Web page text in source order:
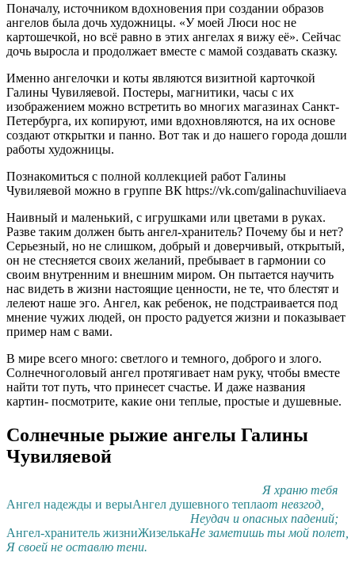
Поначалу, источником вдохновения при создании образов
ангелов была дочь художницы. «У моей Люси нос не
картошечкой, но всё равно в этих ангелах я вижу её». Сейчас
дочь выросла и продолжает вместе с мамой создавать сказку.
Именно ангелочки и коты являются визитной карточкой
Галины Чувиляевой. Постеры, магнитики, часы с их
изображением можно встретить во многих магазинах Санкт-
Петербурга, их копируют, ими вдохновляются, на их основе
создают открытки и панно. Вот так и до нашего города дошли
работы художницы.
Познакомиться с полной коллекцией работ Галины
Чувиляевой можно в группе ВК https://vk.com/galinachuviliaeva
Наивный и маленький, с игрушками или цветами в руках.
Разве таким должен быть ангел-хранитель? Почему бы и нет?
Серьезный, но не слишком, добрый и доверчивый, открытый,
он не стесняется своих желаний, пребывает в гармонии со
своим внутренним и внешним миром. Он пытается научить
нас видеть в жизни настоящие ценности, не те, что блестят и
лелеют наше эго. Ангел, как ребенок, не подстраивается под
мнение чужих людей, он просто радуется жизни и показывает
пример нам с вами.
В мире всего много: светлого и темного, доброго и злого.
Солнечноголовый ангел протягивает нам руку, чтобы вместе
найти тот путь, что принесет счастье. И даже названия
картин- посмотрите, какие они теплые, простые и душевные.
Солнечные рыжие ангелы Галины
Чувиляевой
Ангел надежды и верыАнгел душевного тепла
Ангел-хранитель жизниЖизелька
Я храню тебя
от невзгод,
Неудач и опасных падений;
Не заметишь ты мой полет,
Я своей не оставлю тени.